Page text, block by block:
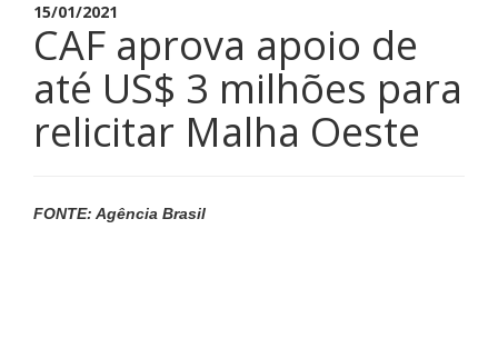
15/01/2021
CAF aprova apoio de
até US$ 3 milhões para
relicitar Malha Oeste
FONTE: Agência Brasil